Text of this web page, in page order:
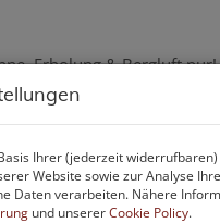
Ihrer (jederzeit
Website sowie zur Analyse
Daten verarbeiten. Nähere
und unsererCookie Policy.